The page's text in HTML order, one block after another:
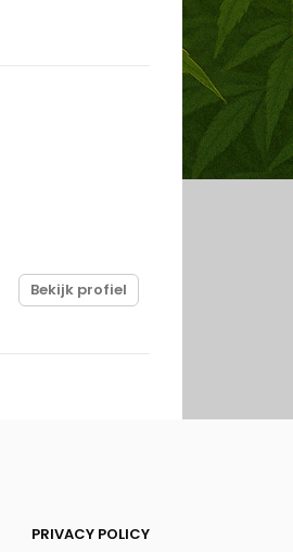
Bekijk profiel
PRIVACY POLICY